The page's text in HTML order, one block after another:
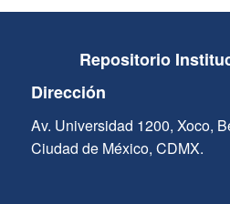
Repositorio
Dirección
Av. Universidad 1200, Xoco,
Ciudad de México, CDMX.